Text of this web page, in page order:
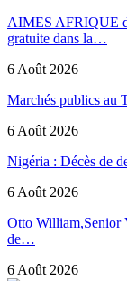
AIMES AFRIQUE
gratuite dans la…
6 Août 2026
Marchés publics au
6 Août 2026
Nigéria : Décès de
6 Août 2026
Otto William,Senior
de…
6 Août 2026